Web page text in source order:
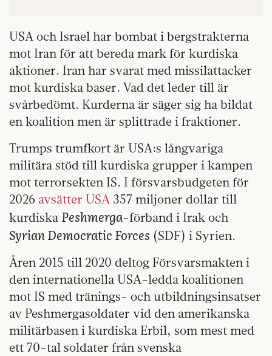
USA och Israel har bombat i bergstrakterna
mot Iran för att bereda mark för kurdiska
aktioner. Iran har svarat med missilattacker
mot kurdiska baser. Vad det leder till är
svårbedömt. Kurderna är säger sig ha bildat
en koalition men är splittrade i fraktioner.
Trumps trumfkort är USA:s långvariga
militära stöd till kurdiska grupper i kampen
mot terrorsekten IS. I försvarsbudgeten för
2026 avsätter USA 357 miljoner dollar till
kurdiska Peshmerga-förband i Irak och
Syrian Democratic Forces (SDF) i Syrien.
Åren 2015 till 2020 deltog Försvarsmakten i
den internationella USA-ledda koalitionen
mot IS med tränings- och utbildningsinsatser
av Peshmergasoldater vid den amerikanska
militärbasen i kurdiska Erbil, som mest med
ett 70-tal soldater från svenska